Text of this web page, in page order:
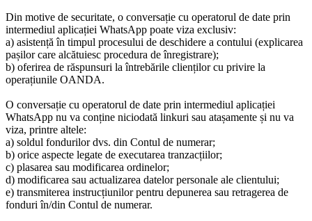
Din motive de securitate, o conversație cu operatorul de date prin
intermediul aplicației WhatsApp poate viza exclusiv:
a) asistență în timpul procesului de deschidere a contului (explicarea
pașilor care alcătuiesc procedura de înregistrare);
b) oferirea de răspunsuri la întrebările clienților cu privire la
operațiunile OANDA.
O conversație cu operatorul de date prin intermediul aplicației
WhatsApp nu va conține niciodată linkuri sau atașamente și nu va
viza, printre altele:
a) soldul fondurilor dvs. din Contul de numerar;
b) orice aspecte legate de executarea tranzacțiilor;
c) plasarea sau modificarea ordinelor;
d) modificarea sau actualizarea datelor personale ale clientului;
e) transmiterea instrucțiunilor pentru depunerea sau retragerea de
fonduri în/din Contul de numerar.